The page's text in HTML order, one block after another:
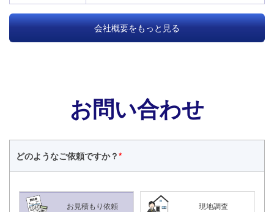
050-1883-0629
会社概要をもっと見る
お問い合わせ
どのようなご依頼ですか？*
お見積もり依頼 現地調査